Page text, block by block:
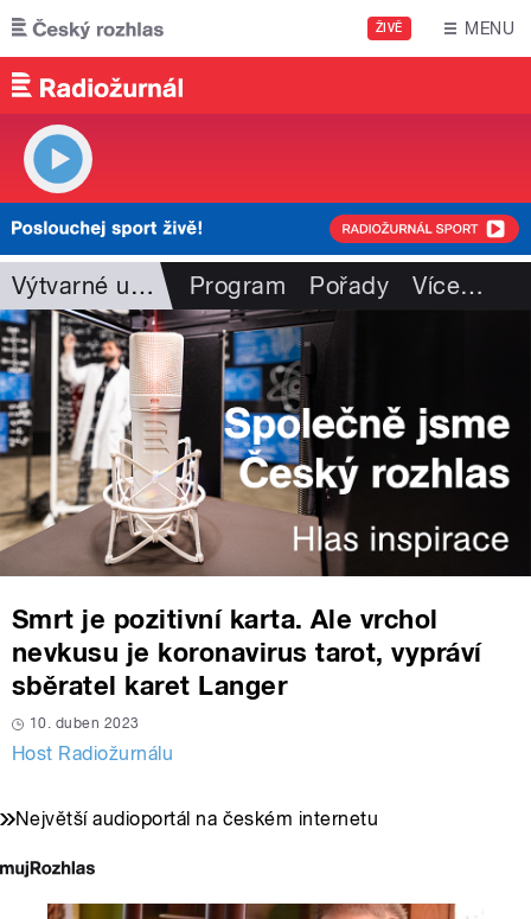
Přejít k hlavnímu obsahu
ŽIVĚ MENU
Výtvarné umění Program Pořady Více…
Smrt je pozitivní karta. Ale vrchol
nevkusu je koronavirus tarot, vypráví
sběratel karet Langer
10. duben 2023
Host Radiožurnálu
Největší audioportál na českém internetu